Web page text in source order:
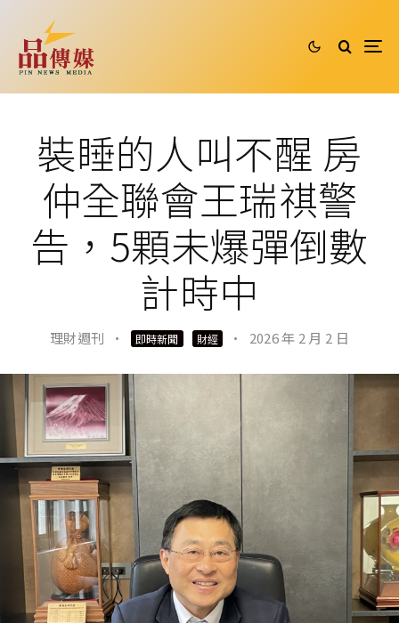
裝睡的人叫不醒 房
仲全聯會王瑞祺警
告，5顆未爆彈倒數
計時中
理財週刊 · 即時新聞 財經 · 2026 年 2 月 2 日